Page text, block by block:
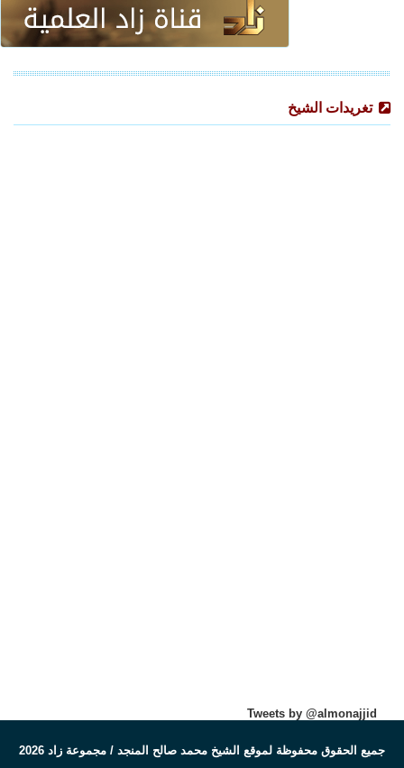
تغريدات الشيخ
Tweets by @almonajjid
جميع الحقوق محفوظة لموقع الشيخ محمد صالح المنجد / مجموعة زاد 2026